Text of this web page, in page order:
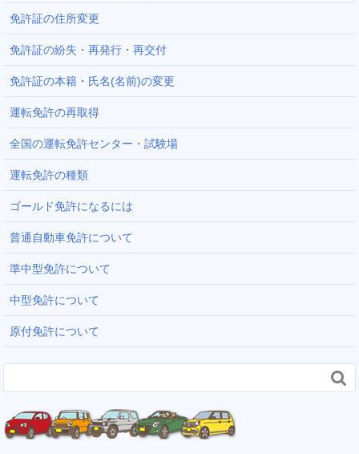
免許証の住所変更
免許証の紛失・再発行・再交付
免許証の本籍・氏名(名前)の変更
運転免許の再取得
全国の運転免許センター・試験場
運転免許の種類
ゴールド免許になるには
普通自動車免許について
準中型免許について
中型免許について
原付免許について
